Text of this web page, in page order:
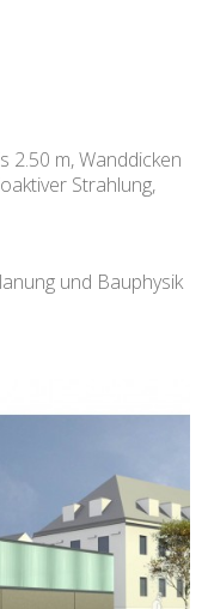
2.50 m, Wanddicken
Strahlung,
und Bauphysik